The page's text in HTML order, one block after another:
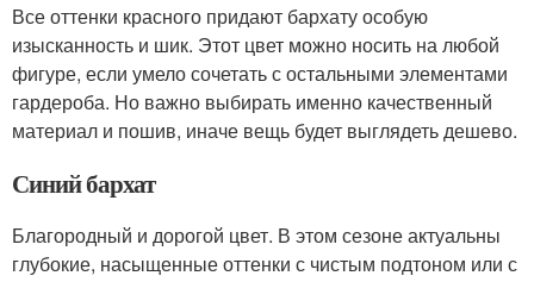
Все оттенки красного придают бархату особую
изысканность и шик. Этот цвет можно носить на любой
фигуре, если умело сочетать с остальными элементами
гардероба. Но важно выбирать именно качественный
материал и пошив, иначе вещь будет выглядеть дешево.
Синий бархат
Благородный и дорогой цвет. В этом сезоне актуальны
глубокие, насыщенные оттенки с чистым подтоном или с